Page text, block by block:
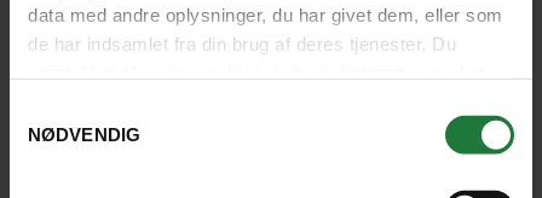
data med andre oplysninger, du har givet dem, eller som
de har indsamlet fra din brug af deres tjenester. Du
NØDVENDIG